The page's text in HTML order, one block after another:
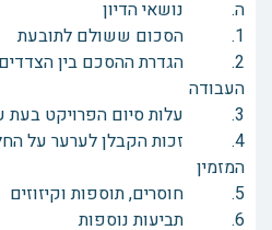
ה. נושאי הדיון
1. הסכום ששולם לתובעת
2. הגדרת ההסכם בין הצדדים
העבודה
3. עלות סיום הפרויקט בעת עזיבת התובעת את הבית
4. זכות הקבלן לערער על
המזמין
5. חוסרים, תוספות וקיזוזים
6. תביעות נוספות